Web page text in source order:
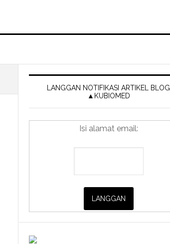
Primary
SidebarLANGGAN NOTIFIKASI ARTIKEL BLOG
▲KUBIOMED
Isi alamat email: